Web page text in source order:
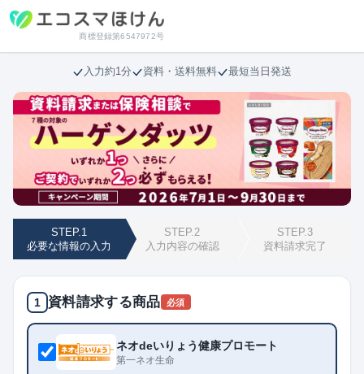
商標登録第6547972号
入力約1分 資料・送料無料 最短当日発送
STEP.1
必要な情報の入力
STEP.2
入力内容の確認
STEP.3
資料請求完了
1 資料請求する商品 必須
ネオdeいりょう健康プロモート
第一ネオ生命